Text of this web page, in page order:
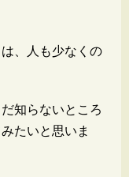
、人も少なくの
知らないところ
たいと思いま